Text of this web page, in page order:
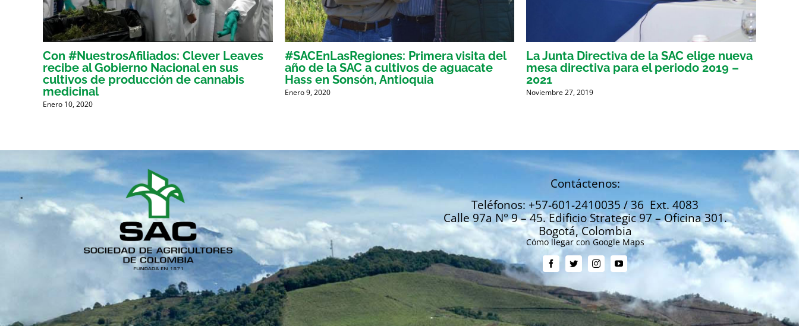
Con #NuestrosAfiliados: Clever Leaves
recibe al Gobierno Nacional en sus
cultivos de producción de cannabis
medicinal
Enero 10, 2020
#SACEnLasRegiones: Primera visita del
año de la SAC a cultivos de aguacate
Hass en Sonsón, Antioquia
Enero 9, 2020
La Junta Directiva de la SAC elige nueva
mesa directiva para el periodo 2019 –
2021
Noviembre 27, 2019
Contáctenos:
Teléfonos: +57-601-2410035 / 36 Ext. 4083
Calle 97a N° 9 – 45. Edificio Strategic 97 – Oficina 301.
Bogotá, Colombia
Cómo llegar con Google Maps